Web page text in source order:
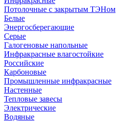
Потолочные с закрытым ТЭНом
Белые
Энергосберегающие
Серые
Галогеновые напольные
Инфракрасные влагостойкие
Российские
Карбоновые
Промышленные инфракрасные
Настенные
Тепловые завесы
Электрические
Водяные